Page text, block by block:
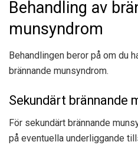
Behandling av
munsyndrom
Behandlingen beror på om du
brännande munsyndrom.
Sekundärt brännande
För sekundärt brännande
på eventuella underliggande